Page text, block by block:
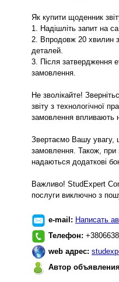
Як купити щоденник
1. Надішліть запит на
2. Впродовж 20 хвилин
деталей.
3. Після затвердження
замовлення.
Не зволікайте!
звіту з технологічної
замовлення впливають
Звертаємо Вашу увагу,
замовлення. Також, при
надаються додаткові
Важливо! StudExpert
послуги виключно з
e-mail: Написать
Телефон:
web адрес:
Автор